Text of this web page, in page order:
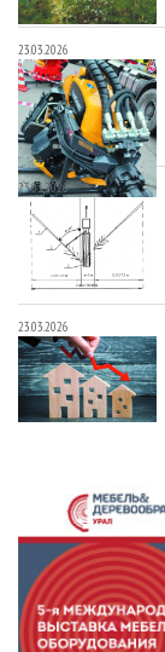
23.03.2026
23.03.2026
23.03.2026